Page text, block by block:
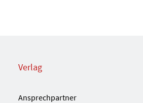
Verlag
Ansprechpartner